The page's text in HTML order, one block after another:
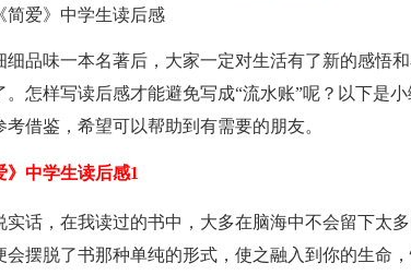
《简爱》中学生读后感
细品味一本名著后，大家一定对生活有了新的感悟
。怎样写读后感才能避免写成“流水账”呢？以下是
考借鉴，希望可以帮助到有需要的朋友。
》中学生读后感1
实话，在我读过的书中，大多在脑海中不会留下太
会摆脱了书那种单纯的形式，使之融入到你的生命